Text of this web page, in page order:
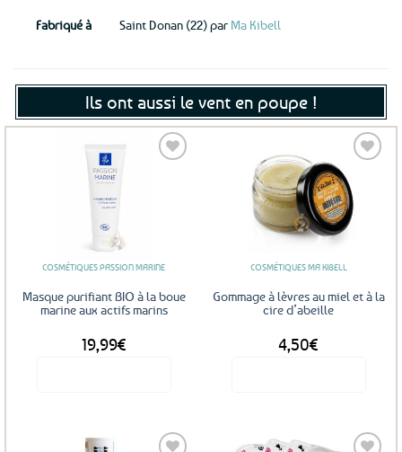
Fabriqué à Saint Donan (22) par Ma Kibell
Ils ont aussi le vent en poupe !
COSMÉTIQUES PASSION MARINE
Masque purifiant BIO à la boue
marine aux actifs marins
19,99€
Ajouter
aux
favoris
COSMÉTIQUES MA KIBELL
Gommage à lèvres au miel et à la
cire d’abeille
4,50€